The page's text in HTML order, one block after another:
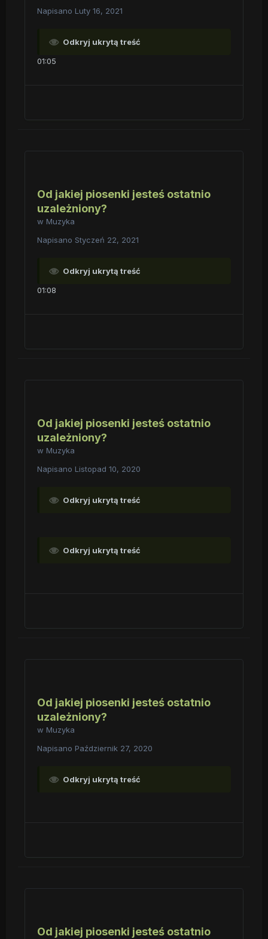
Napisano Luty 16, 2021
Odkryj ukrytą treść
01:05
Od jakiej piosenki jesteś ostatnio
uzależniony?
w Muzyka
Napisano Styczeń 22, 2021
Odkryj ukrytą treść
01:08
Od jakiej piosenki jesteś ostatnio
uzależniony?
w Muzyka
Napisano Listopad 10, 2020
Odkryj ukrytą treść
Odkryj ukrytą treść
Od jakiej piosenki jesteś ostatnio
uzależniony?
w Muzyka
Napisano Październik 27, 2020
Odkryj ukrytą treść
Od jakiej piosenki jesteś ostatnio